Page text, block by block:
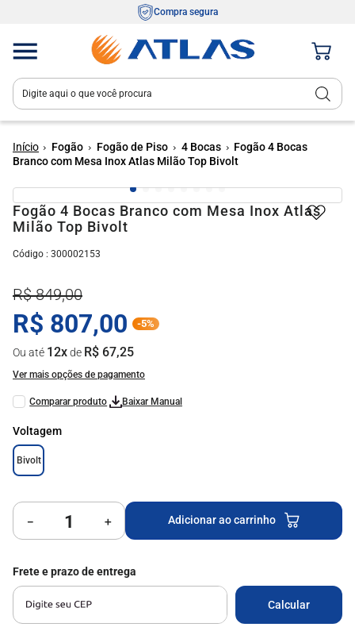
Compra segura
Digite aqui o que você procura
Fogão Fogão de Piso 4 Bocas
Fogão 4 Bocas
Branco com Mesa Inox Atlas Milão Top Bivolt
Fogão 4 Bocas Branco com Mesa Inox Atlas
Milão Top Bivolt
: 300002153
R$ 849,00
R$ 807,00 -5%
Ou até 12xde R$ 67,25
Ver mais opções de pagamento
Baixar Manual
Voltagem
Bivolt
＋
－ Adicionar ao carrinho
1º fogão 4 bocas
3º fogão 5 bocas
º cooktop
5º mônaco
7º fogão
top glass
10